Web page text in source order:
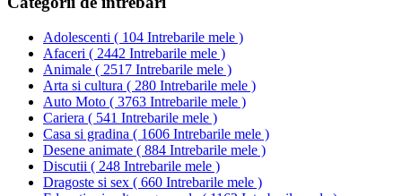
Adolescenti ( 104 Intrebarile mele )
Afaceri ( 2442 Intrebarile mele )
Animale ( 2517 Intrebarile mele )
Arta si cultura ( 280 Intrebarile mele )
Auto Moto ( 3763 Intrebarile mele )
Cariera ( 541 Intrebarile mele )
Casa si gradina ( 1606 Intrebarile mele )
Desene animate ( 884 Intrebarile mele )
Discutii ( 248 Intrebarile mele )
Dragoste si sex ( 660 Intrebarile mele )